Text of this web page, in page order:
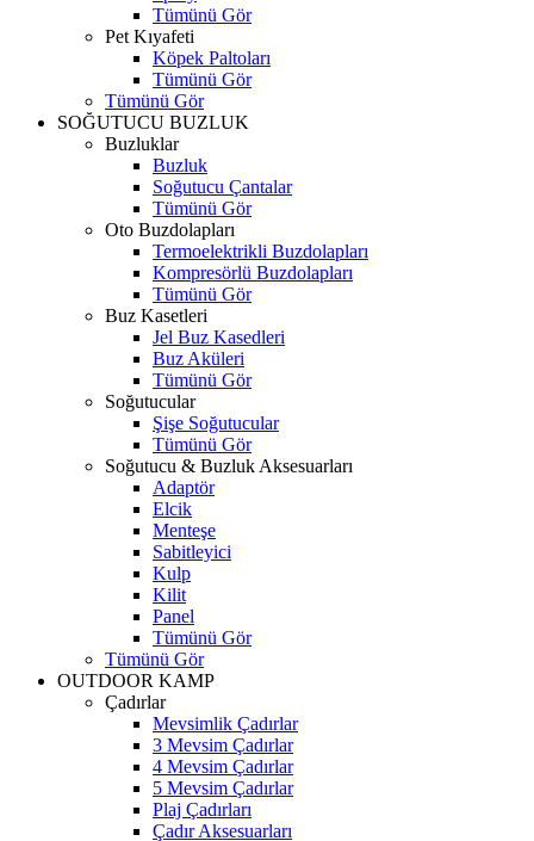
Tümünü Gör
Pet Kıyafeti
Köpek Paltoları
Tümünü Gör
Tümünü Gör
SOĞUTUCU BUZLUK
Buzluklar
Buzluk
Soğutucu Çantalar
Tümünü Gör
Oto Buzdolapları
Termoelektrikli Buzdolapları
Kompresörlü Buzdolapları
Tümünü Gör
Buz Kasetleri
Jel Buz Kasedleri
Buz Aküleri
Tümünü Gör
Soğutucular
Şişe Soğutucular
Tümünü Gör
Soğutucu & Buzluk Aksesuarları
Adaptör
Elcik
Menteşe
Sabitleyici
Kulp
Kilit
Panel
Tümünü Gör
Tümünü Gör
OUTDOOR KAMP
Çadırlar
Mevsimlik Çadırlar
3 Mevsim Çadırlar
4 Mevsim Çadırlar
5 Mevsim Çadırlar
Plaj Çadırları
Çadır Aksesuarları